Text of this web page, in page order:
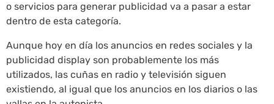
o servicios para generar publicidad va a pasar a estar
dentro de esta categoría.
Aunque hoy en día los anuncios en redes sociales y la
publicidad display son probablemente los más
utilizados, las cuñas en radio y televisión siguen
existiendo, al igual que los anuncios en los diarios o las